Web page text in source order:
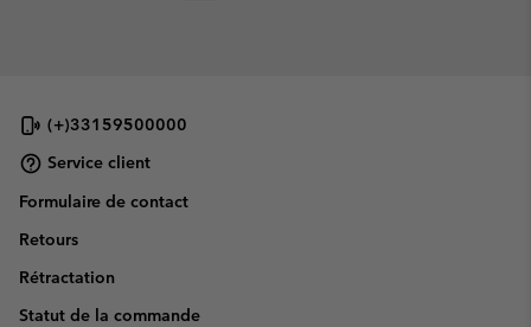
(+)33159500000
Service client
Formulaire de contact
Retours
Rétractation
Statut de la commande